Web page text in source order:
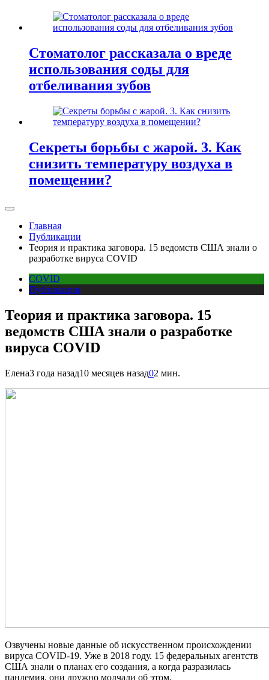
Стоматолог рассказала о вреде
использования соды для
отбеливания зубов
Секреты борьбы с жарой. 3. Как
снизить температуру воздуха в
помещении?
Главная
Публикации
Теория и практика заговора. 15 ведомств США знали о
разработке вируса COVID
COVID
Публикации
Теория и практика заговора. 15
ведомств США знали о разработке
вируса COVID
Елена3 года назад10 месяцев назад02 мин.
Озвучены новые данные об искусственном происхождении
вируса COVID-19. Уже в 2018 году. 15 федеральных агентств
США знали о планах его создания, а когда разразилась
пандемия, они дружно молчали об этом.